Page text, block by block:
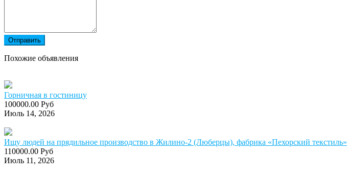
Отправить
Похожие объявления
Горничная в гостиницу
100000.00 Руб
Июль 14, 2026
Ищу людей на прядильное производство в Жилино-2 (Люберцы), фабрика «Пехорский текстиль»
110000.00 Руб
Июль 11, 2026